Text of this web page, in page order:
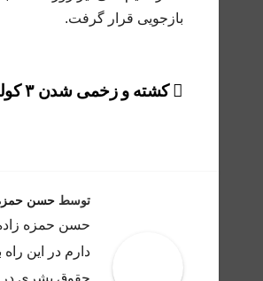
بازجویی قرار گرفت.
راهبری
کشته و زخمی شدن ۳ کولبر در مناطق مرزی بانه
توسط حسن
دارم در اين
حقوق بشرى در